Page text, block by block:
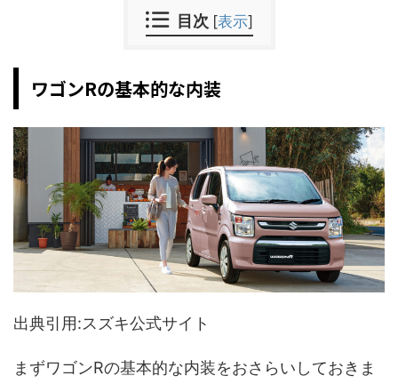
目次 [表示]
ワゴンRの基本的な内装
出典引用:スズキ公式サイト
まずワゴンRの基本的な内装をおさらいしておきま